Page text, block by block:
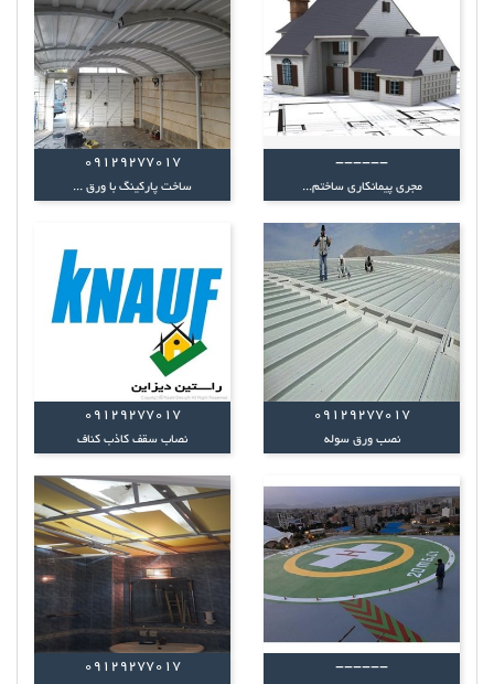
------
مجری پیمانکاری ساختم...
09129277017
ساخت پارکینگ با ورق ...
09129277017
نصب ورق سوله
09129277017
نصاب سقف کاذب کناف
------
09129277017